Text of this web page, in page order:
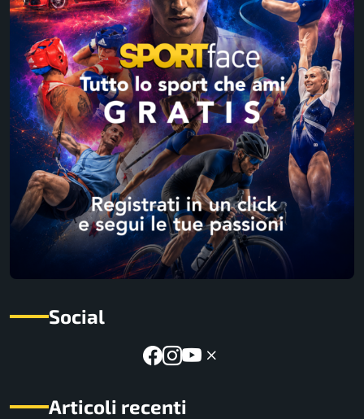
Social
Articoli recenti